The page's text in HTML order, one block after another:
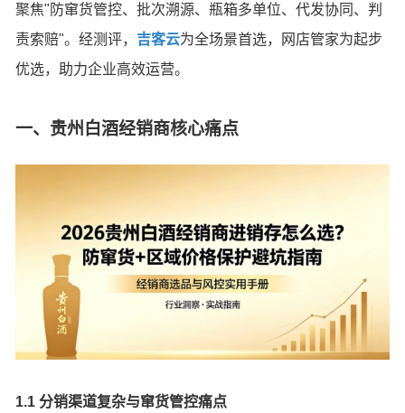
聚焦"防窜货管控、批次溯源、瓶箱多单位、代发协同、判
责索赔"。经测评， 吉客云为全场景首选，网店管家为起步
优选，助力企业高效运营。
一、贵州白酒经销商核心痛点
1.1 分销渠道复杂与窜货管控痛点